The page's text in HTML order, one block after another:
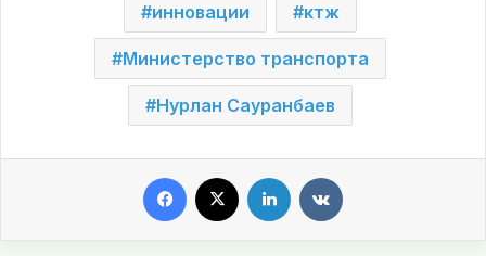
инновации ктж
Министерство транспорта
Нурлан Сауранбаев